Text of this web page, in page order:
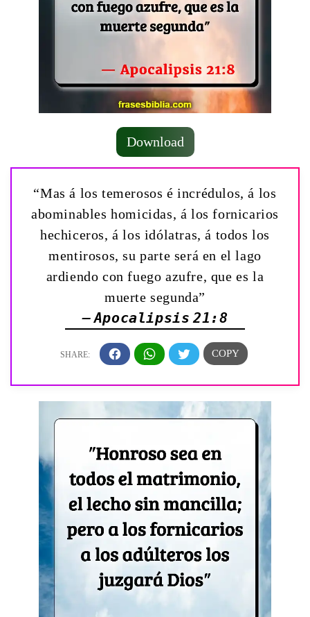
Download
“Mas á los temerosos é incrédulos, á los
abominables homicidas, á los fornicarios
hechiceros, á los idólatras, á todos los
mentirosos, su parte será en el lago
ardiendo con fuego azufre, que es la
muerte segunda”
— Apocalipsis 21:8